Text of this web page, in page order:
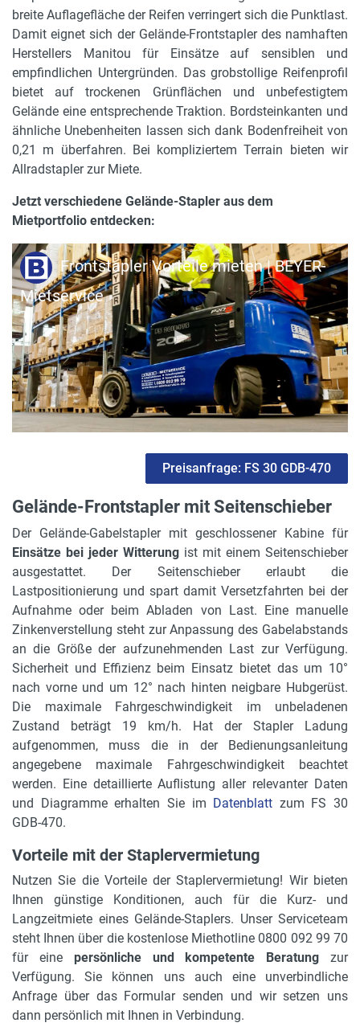
3000 kg
Lastschwerpunkt
500 mm
Gerätebreite in m
1.54 m
Antrieb
Rußpartikelfilter
Gabelverlängerung
optional erhältlich
Radstand
1.9 m
Gerätehöhe in m
2.4 m
max. Bodenfreiheit
1.65 m
Motorleistung in kW
38.5 kW
Masthöhe
2.4 m
Länge ohne Gabeln
3.1 m
Mastart
Triplex-Freihub
Rückfahrwarner
nein
Lastschutzgitter
Zusatzbeleuchtung
nein
Durchfahrtshöhe
2.4 m
Gabelzinken H, B, L
50 x 150 x 1200 mm
breite Auflagefläche der Reifen verringert sich die Punktlast.
Damit eignet sich der Gelände-Frontstapler des namhaften
Herstellers Manitou für Einsätze auf sensiblen und
empfindlichen Untergründen. Das grobstollige Reifenprofil
bietet auf trockenen Grünflächen und unbefestigtem
Gelände eine entsprechende Traktion. Bordsteinkanten und
ähnliche Unebenheiten lassen sich dank Bodenfreiheit von
0,21 m überfahren. Bei kompliziertem Terrain bieten wir
Allradstapler zur Miete.
Jetzt verschiedene Gelände-Stapler aus dem
Mietportfolio entdecken:
Frontstapler Vorteile mieten | BEYER-
Mietservice
Preisanfrage: FS 30 GDB-470
Gelände-Frontstapler mit Seitenschieber
Der Gelände-Gabelstapler mit geschlossener Kabine für
Einsätze bei jeder Witterung ist mit einem Seitenschieber
ausgestattet. Der Seitenschieber erlaubt die
Lastpositionierung und spart damit Versetzfahrten bei der
Aufnahme oder beim Abladen von Last. Eine manuelle
Zinkenverstellung steht zur Anpassung des Gabelabstands
an die Größe der aufzunehmenden Last zur Verfügung.
Sicherheit und Effizienz beim Einsatz bietet das um 10°
nach vorne und um 12° nach hinten neigbare Hubgerüst.
Die maximale Fahrgeschwindigkeit im unbeladenen
Zustand beträgt 19 km/h. Hat der Stapler Ladung
aufgenommen, muss die in der Bedienungsanleitung
angegebene maximale Fahrgeschwindigkeit beachtet
werden. Eine detaillierte Auflistung aller relevanter Daten
und Diagramme erhalten Sie im Datenblatt zum FS 30
GDB-470.
Vorteile mit der Staplervermietung
Nutzen Sie die Vorteile der Staplervermietung! Wir bieten
Ihnen günstige Konditionen, auch für die Kurz- und
Langzeitmiete eines Gelände-Staplers. Unser Serviceteam
steht Ihnen über die kostenlose Miethotline 0800 092 99 70
für eine persönliche und kompetente Beratung zur
Verfügung. Sie können uns auch eine unverbindliche
Anfrage über das Formular senden und wir setzen uns
dann persönlich mit Ihnen in Verbindung.